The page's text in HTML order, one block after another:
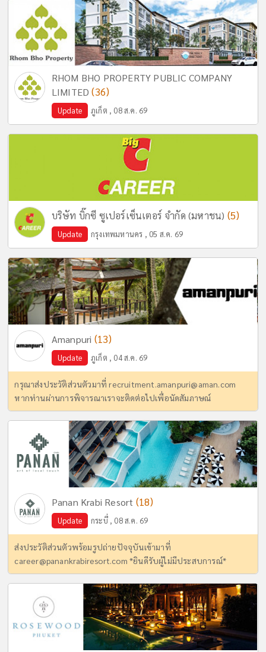
RHOM BHO PROPERTY PUBLIC COMPANY
LIMITED(36)
Update ภูเก็ต , 08 ส.ค. 69
บริษัท บิ๊กซี ซูเปอร์เซ็นเตอร์ จำกัด (มหาชน) (5)
Update กรุงเทพมหานคร , 05 ส.ค. 69
Amanpuri (13)
Update ภูเก็ต , 04 ส.ค. 69
กรุณาส่งประวัติส่วนตัวมาที่recruitment.amanpuri@aman.com
หากท่านผ่านการพิจารณาเราจะติดต่อไปเพื่อนัดสัมภาษณ์
Panan Krabi Resort (18)
Update กระบี่ , 08 ส.ค. 69
ส่งประวัติส่วนตัวพร้อมรูปถ่ายปัจจุบันเข้ามาที่
career@panankrabiresort.com *ยินดีรับผู้ไม่มีประสบการณ์*